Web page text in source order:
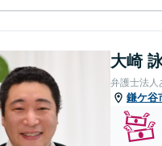
大崎
弁護士法人
鎌ケ谷